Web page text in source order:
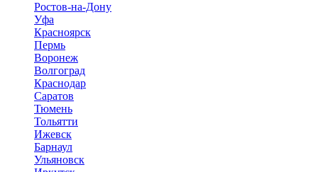
Ростов-на-Дону
Уфа
Красноярск
Пермь
Воронеж
Волгоград
Краснодар
Саратов
Тюмень
Тольятти
Ижевск
Барнаул
Ульяновск